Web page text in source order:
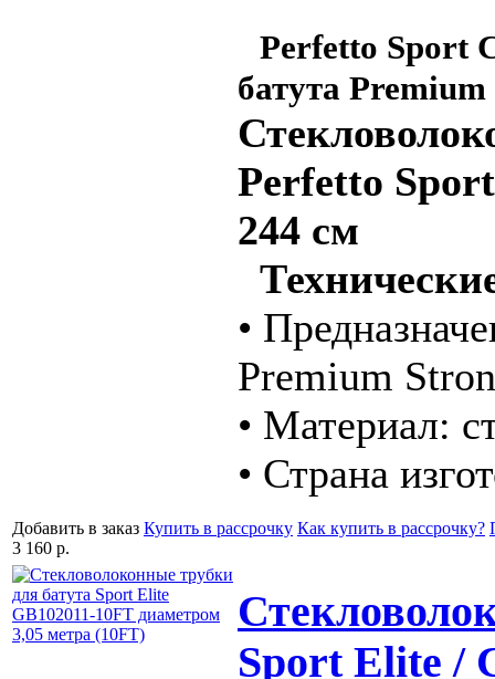
Perfetto Sport
батута
Perfetto
244 см
•
Premium
• Материал:
• Страна
Добавить в заказ Купить в рассрочку Как купить в рассрочку?
3 160 р.
Sport Elite /